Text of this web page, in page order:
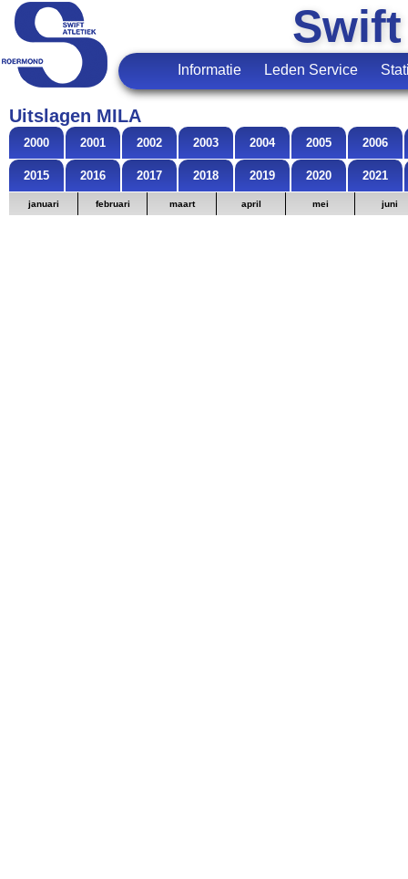
Informatie Leden Service
Uitslagen MILA
2000 2001 2002 2003 2004 2005 2006
2015 2016 2017 2018 2019 2020 2021
januari februari maart april mei juni